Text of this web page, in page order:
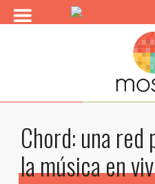
Chord: una
la música en